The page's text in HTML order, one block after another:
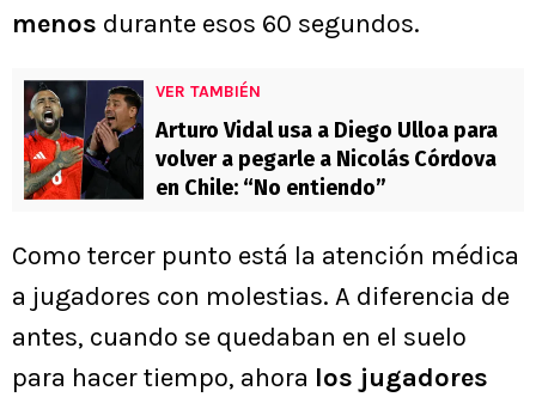
menos durante esos 60 segundos.
VER TAMBIÉN
Arturo Vidal usa a Diego Ulloa para
volver a pegarle a Nicolás Córdova
en Chile: “No entiendo”
Como tercer punto está la atención médica
a jugadores con molestias. A diferencia de
antes, cuando se quedaban en el suelo
para hacer tiempo, ahora los jugadores